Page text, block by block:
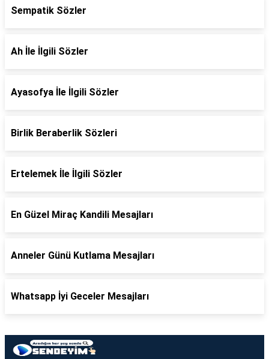
Sempatik Sözler
Ah İle İlgili Sözler
Ayasofya İle İlgili Sözler
Birlik Beraberlik Sözleri
Ertelemek İle İlgili Sözler
En Güzel Miraç Kandili Mesajları
Anneler Günü Kutlama Mesajları
Whatsapp İyi Geceler Mesajları